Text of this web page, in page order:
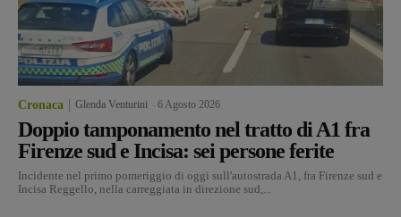
Cronaca Glenda Venturini 6 Agosto 2026
Doppio tamponamento nel tratto di A1 fra
Firenze sud e Incisa: sei persone ferite
Incidente nel primo pomeriggio di oggi sull'autostrada A1, fra Firenze sud e
Incisa Reggello, nella carreggiata in direzione sud,...